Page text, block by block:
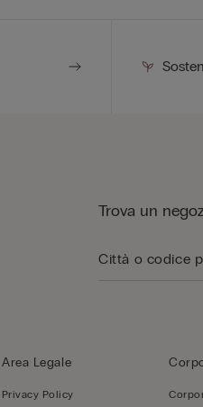
Trova un
Area Legale
Privacy Policy